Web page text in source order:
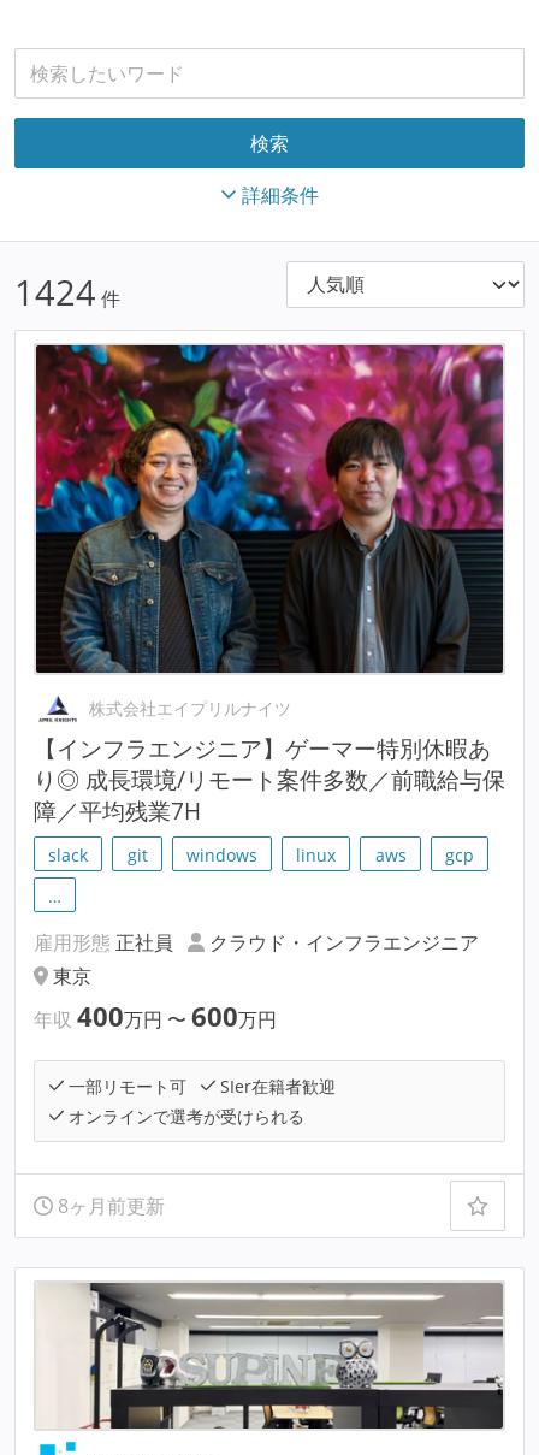
詳細条件
1424 件
株式会社エイプリルナイツ
【インフラエンジニア】ゲーマー特別休暇あ
り◎ 成長環境/リモート案件多数／前職給与保
障／平均残業7H
slack git windows linux aws
gcp
…
雇用形態 正社員
クラウド・インフラエンジニア
東京
年収 400万円 〜 600万円
一部リモート可
SIer在籍者歓迎
オンラインで選考が受けられる
8ヶ月前更新